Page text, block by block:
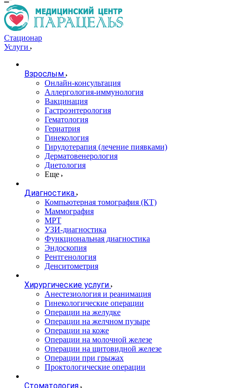
Стационар
Услуги
Взрослым
Онлайн-консультация
Аллергология-иммунология
Вакцинация
Гастроэнтерология
Гематология
Гериатрия
Гинекология
Гирудотерапия (лечение пиявками)
Дерматовенерология
Диетология
Еще
Диагностика
Компьютерная томография (КТ)
Маммография
МРТ
УЗИ-диагностика
Функциональная диагностика
Эндоскопия
Рентгенология
Денситометрия
Хирургические услуги
Анестезиология и реанимация
Гинекологические операции
Операции на желудке
Операции на желчном пузыре
Операции на коже
Операции на молочной железе
Операции на щитовидной железе
Операции при грыжах
Проктологические операции
Стоматология